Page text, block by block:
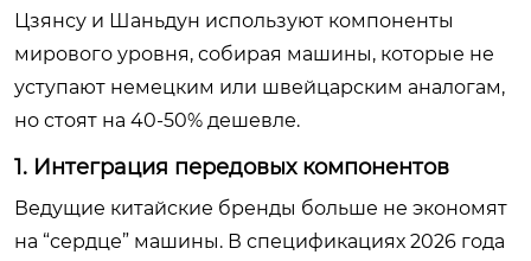
Цзянсу и Шаньдун используют компоненты
мирового уровня, собирая машины, которые не
уступают немецким или швейцарским аналогам,
но стоят на 40-50% дешевле.
1. Интеграция передовых компонентов
Ведущие китайские бренды больше не экономят
на “сердце” машины. В спецификациях 2026 года